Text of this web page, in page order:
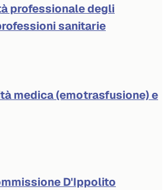
professionale degli
sanitarie
medica (emotrasfusione) e
D'Ippolito